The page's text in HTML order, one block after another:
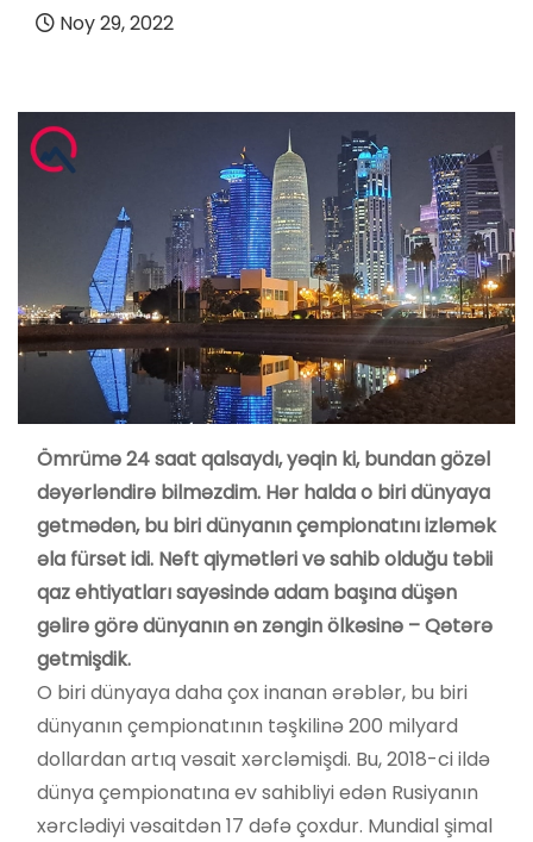
Noy 29, 2022
Ömrümə 24 saat qalsaydı, yəqin ki, bundan gözəl
dəyərləndirə bilməzdim. Hər halda o biri dünyaya
getmədən, bu biri dünyanın çempionatını izləmək
əla fürsət idi. Neft qiymətləri və sahib olduğu təbii
qaz ehtiyatları sayəsində adam başına düşən
gəlirə görə dünyanın ən zəngin ölkəsinə – Qətərə
getmişdik.
O biri dünyaya daha çox inanan ərəblər, bu biri
dünyanın çempionatının təşkilinə 200 milyard
dollardan artıq vəsait xərcləmişdi. Bu, 2018-ci ildə
dünya çempionatına ev sahibliyi edən Rusiyanın
xərclədiyi vəsaitdən 17 dəfə çoxdur. Mundial şimal